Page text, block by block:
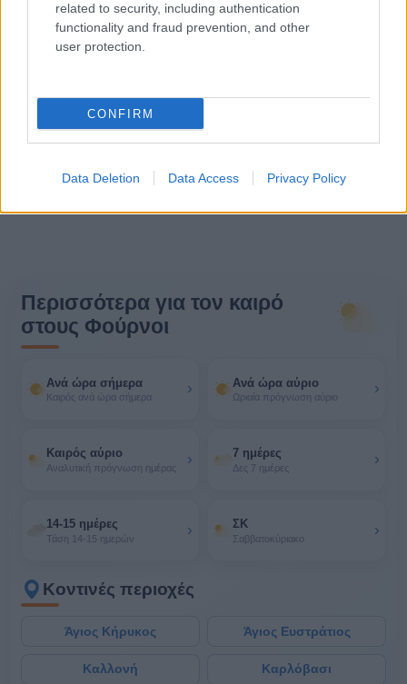
related to security, including authentication
functionality and fraud prevention, and other
user protection.
CONFIRM
Data Deletion Data Access Privacy Policy
Περισσότερα για τον καιρό
στους Φούρνοι
Ανά ώρα σήμερα
Καιρός ανά ώρα σήμερα › Ανά ώρα αύριο
Ωριαία πρόγνωση αύριο ›
Καιρός αύριο
Αναλυτική πρόγνωση ημέρας › 7 ημέρες
Δες 7 ημέρες ›
14-15 ημέρες
Τάση 14-15 ημερών › ΣΚ
Σαββατοκύριακο ›
Κοντινές περιοχές
Άγιος Κήρυκος Άγιος Ευστράτιος
Καλλονή Καρλόβασι